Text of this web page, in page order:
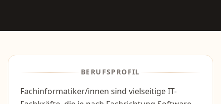
BERUFSPROFIL
Fachinformatiker/innen sind vielseitige IT-